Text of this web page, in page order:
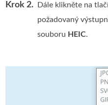
Krok 2. Dále klikněte na
požadovaný
souboru HEIC.